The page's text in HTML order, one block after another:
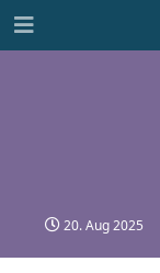
20. Aug 2025